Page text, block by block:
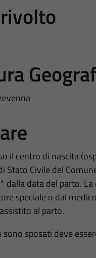
il centro di nascita
Stato Civile del
dalla data del parto.
speciale o dal
al parto.
sono sposati deve